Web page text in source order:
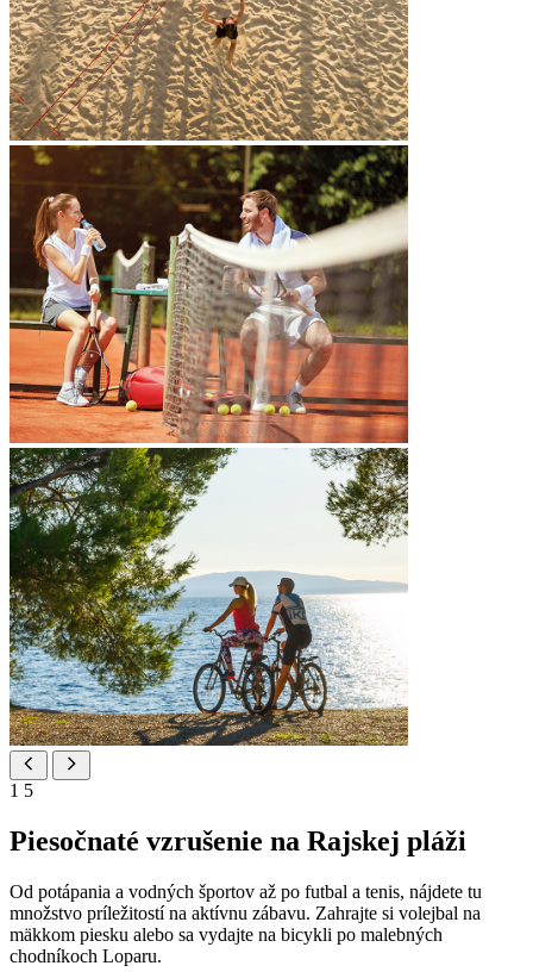
1 5
Piesočnaté vzrušenie na Rajskej pláži
Od potápania a vodných športov až po futbal a tenis, nájdete tu
množstvo príležitostí na aktívnu zábavu. Zahrajte si volejbal na
mäkkom piesku alebo sa vydajte na bicykli po malebných
chodníkoch Loparu.